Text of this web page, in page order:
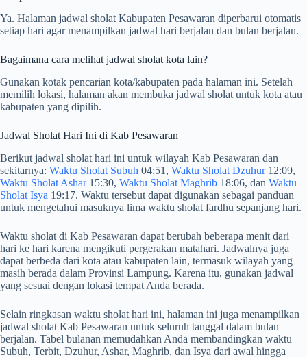
Ya. Halaman jadwal sholat Kabupaten Pesawaran diperbarui otomatis
setiap hari agar menampilkan jadwal hari berjalan dan bulan berjalan.
Bagaimana cara melihat jadwal sholat kota lain?
Gunakan kotak pencarian kota/kabupaten pada halaman ini. Setelah
memilih lokasi, halaman akan membuka jadwal sholat untuk kota atau
kabupaten yang dipilih.
Jadwal Sholat Hari Ini di Kab Pesawaran
Berikut jadwal sholat hari ini untuk wilayah Kab Pesawaran dan
sekitarnya: Waktu Sholat Subuh 04:51, Waktu Sholat Dzuhur12:09,
Waktu Sholat Ashar15:30, Waktu Sholat Maghrib 18:06, dan Waktu
Sholat Isya 19:17. Waktu tersebut dapat digunakan sebagai panduan
untuk mengetahui masuknya lima waktu sholat fardhu sepanjang hari.
Waktu sholat di Kab Pesawaran dapat berubah beberapa menit dari
hari ke hari karena mengikuti pergerakan matahari. Jadwalnya juga
dapat berbeda dari kota atau kabupaten lain, termasuk wilayah yang
masih berada dalam Provinsi Lampung. Karena itu, gunakan jadwal
yang sesuai dengan lokasi tempat Anda berada.
Selain ringkasan waktu sholat hari ini, halaman ini juga menampilkan
jadwal sholat Kab Pesawaran untuk seluruh tanggal dalam bulan
berjalan. Tabel bulanan memudahkan Anda membandingkan waktu
Subuh, Terbit, Dzuhur, Ashar, Maghrib, dan Isya dari awal hingga